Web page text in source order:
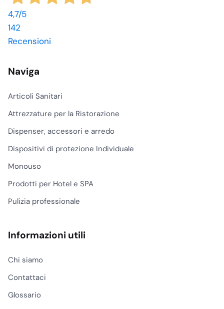
4,7/5
142
Recensioni
Naviga
Articoli Sanitari
Attrezzature per la Ristorazione
Dispenser, accessori e arredo
Dispositivi di protezione Individuale
Monouso
Prodotti per Hotel e SPA
Pulizia professionale
Informazioni utili
Chi siamo
Contattaci
Glossario